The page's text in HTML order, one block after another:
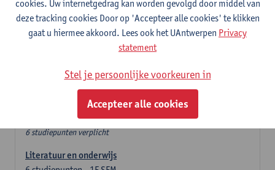
studiepunten per deeldomein.
Verplicht algemeen opleidingsonderdeel
Deze 6 verplichte studiepunten tellen mee in de
domeincomponent van een van de gekozen talen.
Verplicht algemeen opleidingsonderdeel
6 studiepunten verplicht
Literatuur en onderwijs
cookies. Uw internetgedrag kan worden gevolgd door middel van
deze tracking cookies Door op 'Accepteer alle cookies' te klikken
gaat u hiermee akkoord. Lees ook het UAntwerpen Privacy
statement
Stel je persoonlijke voorkeuren in
Accepteer alle cookies